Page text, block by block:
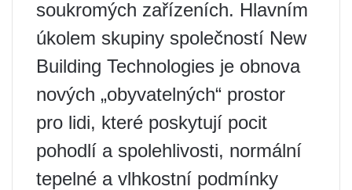
soukromých zařízeních. Hlavním
úkolem skupiny společností New
Building Technologies je obnova
nových „obyvatelných“ prostor
pro lidi, které poskytují pocit
pohodlí a spolehlivosti, normální
tepelné a vlhkostní podmínky